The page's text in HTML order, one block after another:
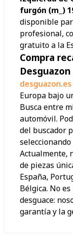
furgón (m_)
disponible
profesional,
gratuito a la
Compra
Desguazon
desguazon.es
Europa bajo
Busca entre
automóvil.
del buscador
Actualmente,
de piezas
España,
Bélgica. No
desguace:
garantía y la